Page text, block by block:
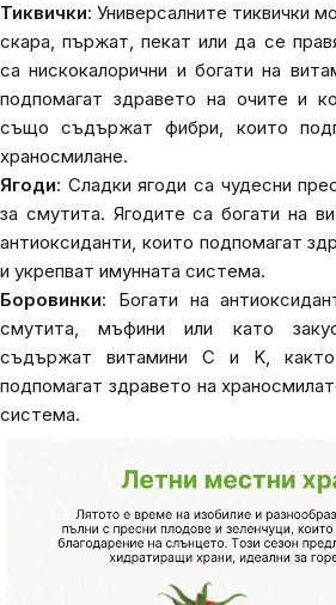
Тиквички: Универсалните тиквички
скара, пържат, пекат или да се
са нискокалорични и богати на
подпомагат здравето на очите и
също съдържат фибри, които
храносмилане.
Ягоди: Сладки ягоди са чудесни
за смутита. Ягодите са богати на
антиоксиданти, които подпомагат
и укрепват имунната система.
Боровинки: Богати на
смутита, мъфини или като
съдържат витамини C и K,
подпомагат здравето на
система.